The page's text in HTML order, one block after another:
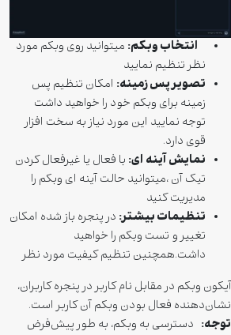
انتخاب وبکم: میتوانید روی وبکم مورد
نظر تنظیم نمایید
تصویر پس زمینه: امکان تنظیم پس
زمینه برای وبکم خود را خواهید داشت
توجه نمایید این مورد نیاز به سخت افزار
قوی دارد.
نمایش آینه ای: با فعال یا غیرفعال کردن
تیک آن ،میتوانید حالت آینه ای وبکم را
مدیریت کنید
تنظیمات بیشتر: در پنجره باز شده امکان
تغییر و تست وبکم را خواهید
داشت.همچنین تنظیم کیفیت مورد نظر
آیکون وبکم در مقابل نام کاربر در پنجره کاربران،
نشان‌دهنده فعال بودن وبکم آن کاربر است.
توجه: دسترسی به وبکم، به طور پیش‌فرض